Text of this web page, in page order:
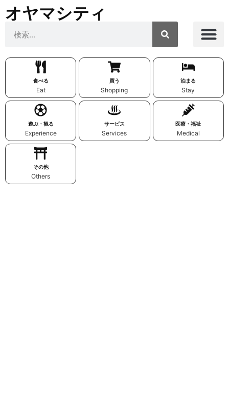
オヤマシティ
食べる
Eat
買う
Shopping
泊まる
Stay
遊ぶ・観る
Experience
サービス
Services
医療・福祉
Medical
その他
Others